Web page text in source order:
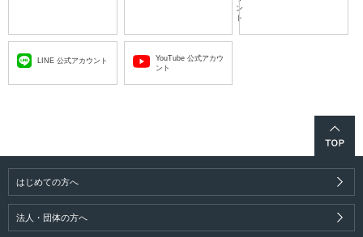
ン
ト
LINE 公式アカウント
YouTube 公式アカウ
ント
はじめての方へ
法人・団体の方へ